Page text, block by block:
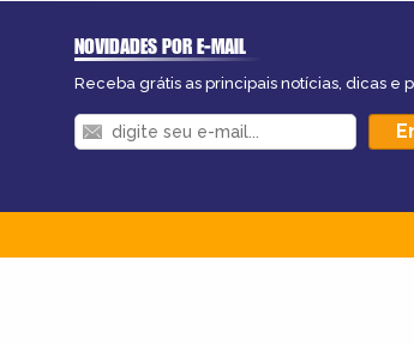
NOVIDADES POR E-MAIL
Receba grátis as principais notícias, dicas e